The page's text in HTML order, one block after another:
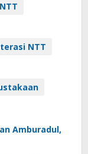
NTT
Amburadul,